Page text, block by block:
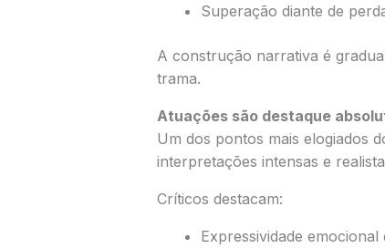
Superação diante de
A construção narrativa é
trama.
Atuações são destaque
Um dos pontos mais elogiados
interpretações intensas e
Críticos destacam:
Expressividade